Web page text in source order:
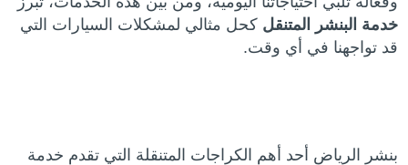
خدمة البنشر المتنقل كحل مثالي لمشكلات السيارات التي
قد تواجهنا في أي وقت.
بنشر الرياض أحد أهم الكراجات المتنقلة التي تقدم خدمة